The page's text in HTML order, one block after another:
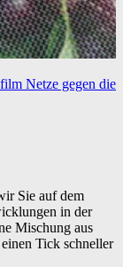
Netze gegen die
Sie auf dem
in der
Mischung aus
Tick schneller